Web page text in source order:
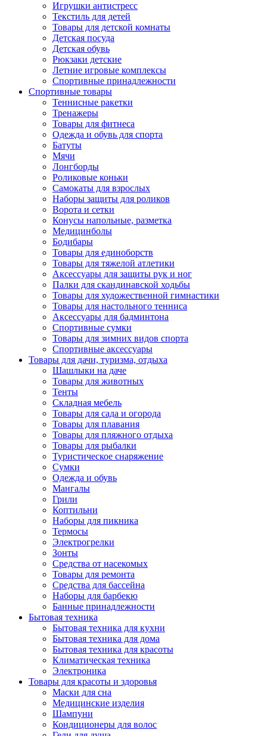
Игрушки антистресс
Текстиль для детей
Товары для детской комнаты
Детская посуда
Детская обувь
Рюкзаки детские
Летние игровые комплексы
Спортивные принадлежности
Спортивные товары
Теннисные ракетки
Тренажеры
Товары для фитнеса
Одежда и обувь для спорта
Батуты
Мячи
Лонгборды
Роликовые коньки
Самокаты для взрослых
Наборы защиты для роликов
Ворота и сетки
Конусы напольные, разметка
Медицинболы
Бодибары
Товары для единоборств
Товары для тяжелой атлетики
Аксессуары для защиты рук и ног
Палки для скандинавской ходьбы
Товары для художественной гимнастики
Товары для настольного тенниса
Аксессуары для бадминтона
Спортивные сумки
Товары для зимних видов спорта
Спортивные аксессуары
Товары для дачи, туризма, отдыха
Шашлыки на даче
Товары для животных
Тенты
Складная мебель
Товары для сада и огорода
Товары для плавания
Товары для пляжного отдыха
Товары для рыбалки
Туристическое снаряжение
Сумки
Одежда и обувь
Мангалы
Грили
Коптильни
Наборы для пикника
Термосы
Электрогрелки
Зонты
Средства от насекомых
Товары для ремонта
Средства для бассейна
Наборы для барбекю
Банные принадлежности
Бытовая техника
Бытовая техника для кухни
Бытовая техника для дома
Бытовая техника для красоты
Климатическая техника
Электроника
Товары для красоты и здоровья
Маски для сна
Медицинские изделия
Шампуни
Кондиционеры для волос